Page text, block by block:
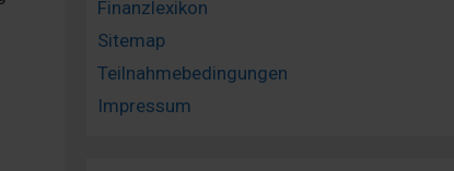
Finanzlexikon
Sitemap
Teilnahmebedingungen
Impressum